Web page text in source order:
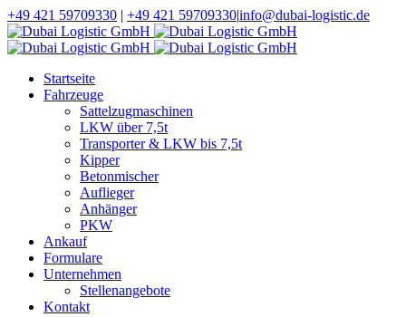
+49 421 59709330 | +49 421 59709330|info@dubai-logistic.de
Startseite
Fahrzeuge
Sattelzugmaschinen
LKW über 7,5t
Transporter & LKW bis 7,5t
Kipper
Betonmischer
Auflieger
Anhänger
PKW
Ankauf
Formulare
Unternehmen
Stellenangebote
Kontakt